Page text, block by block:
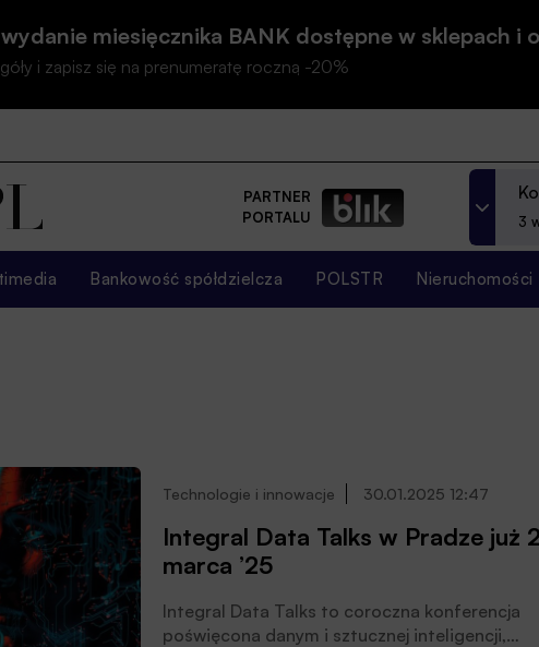
miesięcznika BANK dostępne w sklepach i
i zapisz się na prenumeratę roczną -20%
PARTNER
PORTALU
3
Bankowość spółdzielcza POLSTR Nieruchomości
Technologie i innowacje 30.01.2025 12:47
Integral Data Talks w Pradze już
marca ’25
Integral Data Talks to coroczna konferencja
poświęcona danym i sztucznej inteligencji,